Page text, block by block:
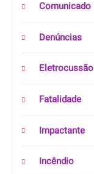
Comunicado
Denúncias
Eletrocussão
Fatalidade
Impactante
Incêndio